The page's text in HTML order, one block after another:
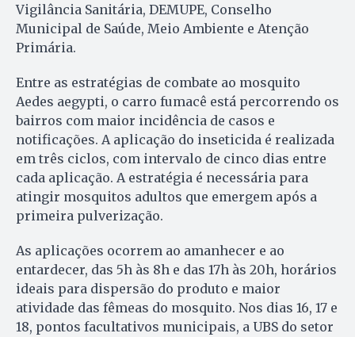
Vigilância Sanitária, DEMUPE, Conselho
Municipal de Saúde, Meio Ambiente e Atenção
Primária.
Entre as estratégias de combate ao mosquito
Aedes aegypti, o carro fumacê está percorrendo os
bairros com maior incidência de casos e
notificações. A aplicação do inseticida é realizada
em três ciclos, com intervalo de cinco dias entre
cada aplicação. A estratégia é necessária para
atingir mosquitos adultos que emergem após a
primeira pulverização.
As aplicações ocorrem ao amanhecer e ao
entardecer, das 5h às 8h e das 17h às 20h, horários
ideais para dispersão do produto e maior
atividade das fêmeas do mosquito. Nos dias 16, 17 e
18, pontos facultativos municipais, a UBS do setor